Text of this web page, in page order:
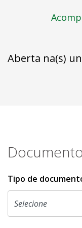
Aberta na(s)
Tipo de